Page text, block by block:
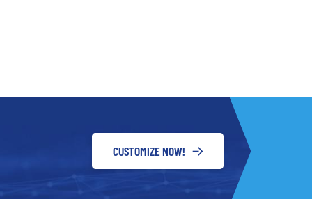
CUSTOMIZE NOW!